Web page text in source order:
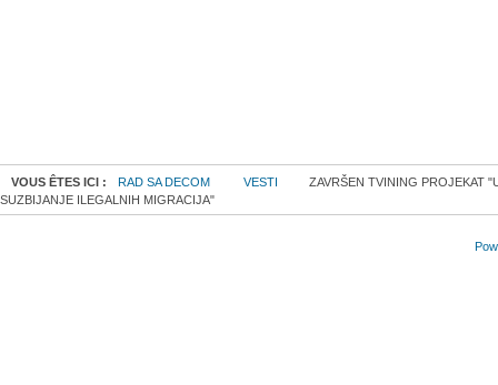
VOUS ÊTES ICI : RAD SA DECOM VESTI
ZAVRŠEN TVINING PROJEKAT
SUZBIJANJE ILEGALNIH MIGRACIJA"